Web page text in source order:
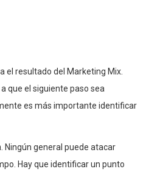
el resultado del Marketing Mix.
que el siguiente paso sea
es más importante identificar
Ningún general puede atacar
Hay que identificar un punto